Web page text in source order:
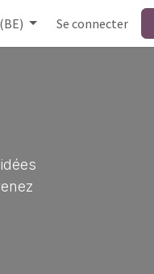
Se connecter